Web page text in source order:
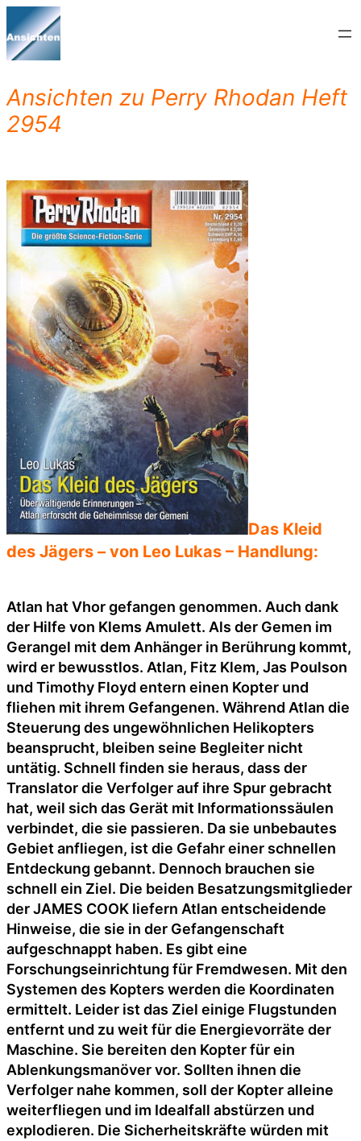
Zum
Inhalt
springen
Ansichten zu Perry Rhodan Heft
2954
Das Kleid
des Jägers – von Leo Lukas – Handlung:
Atlan hat Vhor gefangen genommen. Auch dank
der Hilfe von Klems Amulett. Als der Gemen im
Gerangel mit dem Anhänger in Berührung kommt,
wird er bewusstlos. Atlan, Fitz Klem, Jas Poulson
und Timothy Floyd entern einen Kopter und
fliehen mit ihrem Gefangenen. Während Atlan die
Steuerung des ungewöhnlichen Helikopters
beansprucht, bleiben seine Begleiter nicht
untätig. Schnell finden sie heraus, dass der
Translator die Verfolger auf ihre Spur gebracht
hat, weil sich das Gerät mit Informationssäulen
verbindet, die sie passieren. Da sie unbebautes
Gebiet anfliegen, ist die Gefahr einer schnellen
Entdeckung gebannt. Dennoch brauchen sie
schnell ein Ziel. Die beiden Besatzungsmitglieder
der JAMES COOK liefern Atlan entscheidende
Hinweise, die sie in der Gefangenschaft
aufgeschnappt haben. Es gibt eine
Forschungseinrichtung für Fremdwesen. Mit den
Systemen des Kopters werden die Koordinaten
ermittelt. Leider ist das Ziel einige Flugstunden
entfernt und zu weit für die Energievorräte der
Maschine. Sie bereiten den Kopter für ein
Ablenkungsmanöver vor. Sollten ihnen die
Verfolger nahe kommen, soll der Kopter alleine
weiterfliegen und im Idealfall abstürzen und
explodieren. Die Sicherheitskräfte würden mit